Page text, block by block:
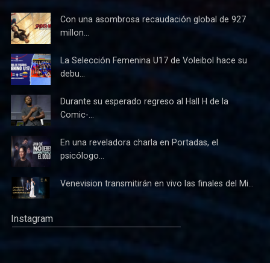
Con una asombrosa recaudación global de 927
millon...
La Selección Femenina U17 de Voleibol hace su
debu...
Durante su esperado regreso al Hall H de la
Comic-...
En una reveladora charla en Portadas, el
psicólogo...
Venevision transmitirán en vivo las finales del Mi...
Instagram